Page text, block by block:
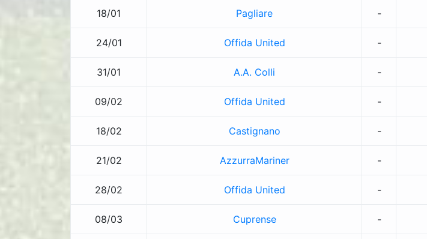
18/01 Pagliare -
24/01 Offida United -
31/01 A.A. Colli -
09/02 Offida United -
18/02 Castignano -
21/02 AzzurraMariner -
28/02 Offida United -
08/03 Cuprense -